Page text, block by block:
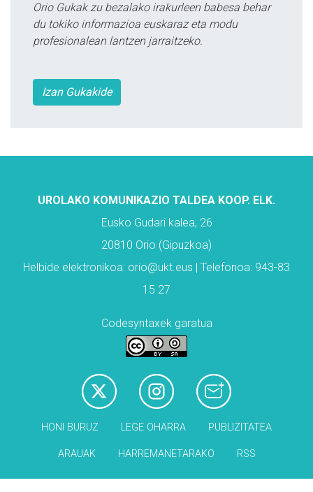
Orio Gukak zu bezalako irakurleen babesa behar
du tokiko informazioa euskaraz eta modu
profesionalean lantzen jarraitzeko.
Izan Gukakide
UROLAKO KOMUNIKAZIO TALDEA KOOP. ELK.
Eusko Gudari kalea, 26
20810 Orio (Gipuzkoa)
Helbide elektronikoa: orio@ukt.eus | Telefonoa: 943-83
15 27
Codesyntaxek garatua
HONI BURUZ LEGE OHARRA PUBLIZITATEA
ARAUAK HARREMANETARAKO RSS